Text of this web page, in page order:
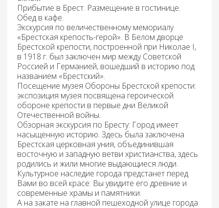
Прибытие в Брест. Размещение в гостинице.
Обед в кафе.
Экскурсия по величественному мемориалу
«Брестская крепость-герой». В Белом дворце
Брестской крепости, построенной при Николае I,
в 1918 г. был заключен мир между Советской
Россией и Германией, вошедший в историю под
названием «Брестский».
Посещение музея Обороны Брестской крепости:
экспозиция музея посвящена героической
обороне крепости в первые дни Великой
Отечественной войны.
Обзорная экскурсия по Бресту: Город имеет
насыщенную историю. Здесь была заключена
Брестская церковная уния, объединившая
восточную и западную ветви христианства, здесь
родились и жили многие выдающиеся люди.
Культурное наследие города предстанет перед
Вами во всей красе: Вы увидите его древние и
современные храмы и памятники.
А на закате на главной пешеходной улице города